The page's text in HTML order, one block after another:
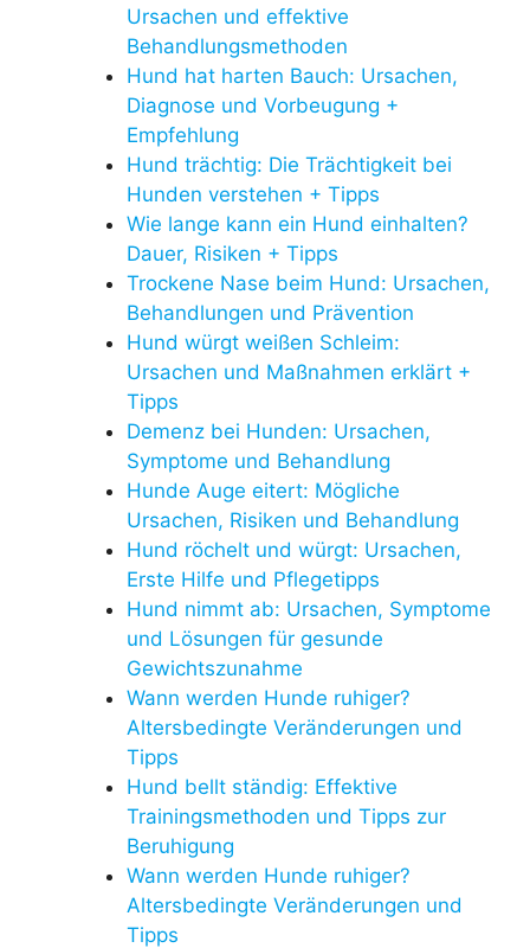
Ursachen und effektive
Behandlungsmethoden
Hund hat harten Bauch: Ursachen,
Diagnose und Vorbeugung +
Empfehlung
Hund trächtig: Die Trächtigkeit bei
Hunden verstehen + Tipps
Wie lange kann ein Hund einhalten?
Dauer, Risiken + Tipps
Trockene Nase beim Hund: Ursachen,
Behandlungen und Prävention
Hund würgt weißen Schleim:
Ursachen und Maßnahmen erklärt +
Tipps
Demenz bei Hunden: Ursachen,
Symptome und Behandlung
Hunde Auge eitert: Mögliche
Ursachen, Risiken und Behandlung
Hund röchelt und würgt: Ursachen,
Erste Hilfe und Pflegetipps
Hund nimmt ab: Ursachen, Symptome
und Lösungen für gesunde
Gewichtszunahme
Wann werden Hunde ruhiger?
Altersbedingte Veränderungen und
Tipps
Hund bellt ständig: Effektive
Trainingsmethoden und Tipps zur
Beruhigung
Wann werden Hunde ruhiger?
Altersbedingte Veränderungen und
Tipps